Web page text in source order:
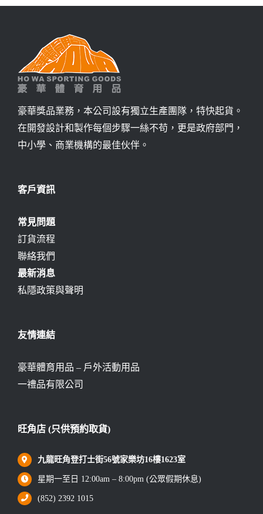
豪華獎品業務，本公司設有獨立生產團隊，特快起貨。
在開發設計和製作每個步驟一絲不苟，更是政府部門，
中小學、商業機構的最佳伙伴。
客戶資訊
常見問題
訂貨流程
聯絡我們
最新消息
私隱政策與聲明
友情連結
豪華體育用品 – 戶外活動用品
一禮品有限公司
旺角店 (只供預約取貨)
九龍旺角登打士街56號家樂坊16樓1623室
星期一至日 12:00am – 8:00pm (公眾假期休息)
(852) 2392 1015